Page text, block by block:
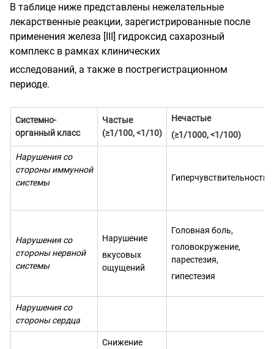
В таблице ниже представлены нежелательные
лекарственные реакции, зарегистрированные после
применения железа [III] гидроксид сахарозный
комплекс в рамках клинических
исследований, а также в пострегистрационном
периоде.
Системно-
органный класс
Частые
(≥1/100, <1/10)
Нечастые
(≥1/1000, <1/100)
Нарушения со
стороны иммунной
системы
Гиперчувствительность
Нарушения со
стороны нервной
системы
Нарушение
вкусовых
ощущений
Головная боль,
головокружение,
парестезия,
гипестезия
Нарушения со
сторонысердца
Снижение